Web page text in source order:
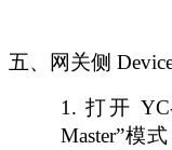
五、网关侧
1. 打开
Master”模